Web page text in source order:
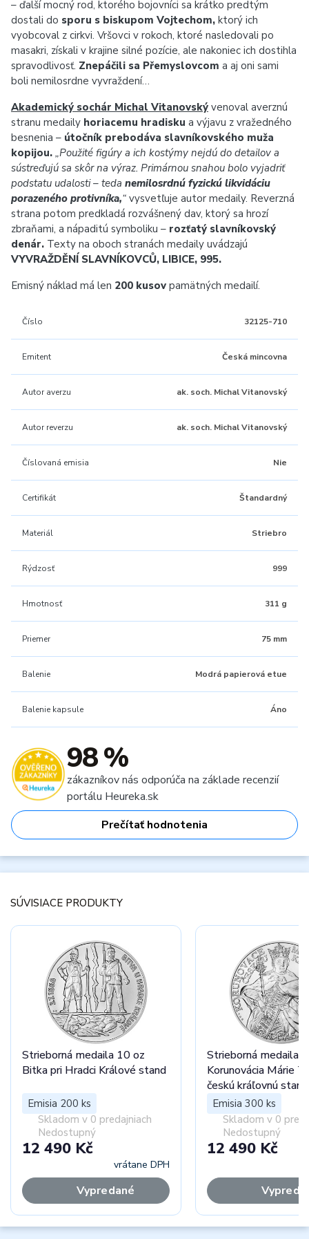
– ďalší mocný rod, ktorého bojovníci sa krátko predtým
dostali do sporu s biskupom Vojtechom, ktorý ich
vyobcoval z cirkvi. Vršovci v rokoch, ktoré nasledovali po
masakri, získali v krajine silné pozície, ale nakoniec ich dostihla
spravodlivosť. Znepáčili sa Přemyslovcom a aj oni sami
boli nemilosrdne vyvraždení…
Akademický sochár Michal Vitanovský venoval averznú
stranu medaily horiacemu hradisku a výjavu z vražedného
besnenia – útočník prebodáva slavníkovského muža
kopijou. „Použité figúry a ich kostýmy nejdú do detailov a
sústreďujú sa skôr na výraz. Primárnou snahou bolo vyjadriť
podstatu udalosti – teda nemilosrdnú fyzickú likvidáciu
porazeného protivníka,“ vysvetľuje autor medaily. Reverzná
strana potom predkladá rozvášnený dav, ktorý sa hrozí
zbraňami, a nápaditú symboliku – rozťatý slavníkovský
denár. Texty na oboch stranách medaily uvádzajú
VYVRAŽDĚNÍ SLAVNÍKOVCŮ, LIBICE, 995.
Emisný náklad má len 200 kusov pamätných medailí.
Číslo 32125-710
Emitent Česká mincovna
Autor averzu ak. soch. Michal Vitanovský
Autor reverzu ak. soch. Michal Vitanovský
Číslovaná emisia Nie
Certifikát Štandardný
Materiál Striebro
Rýdzosť 999
Hmotnosť 311 g
Priemer 75 mm
Balenie Modrá papierová etue
Balenie kapsule Áno
98 %
zákazníkov nás odporúča na základe recenzií
portálu Heureka.sk
Prečítať hodnotenia
SÚVISIACE PRODUKTY
Strieborná medaila 10 oz
Bitka pri Hradci Králové stand
Emisia 200 ks
Skladom v 0 predajniach
Nedostupný
12 490 Kč
vrátane DPH
Vypredané
Strieborná medaila
Korunovácia Márie
českú kráľovnú stand
Emisia 300 ks
Skladom v 0
Nedostupný
12 490 Kč